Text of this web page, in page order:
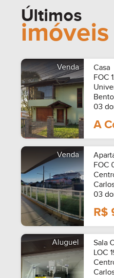
Últimos
imóveis
Venda
Casa
FOC
03
A
Venda
FOC
03
R$
Aluguel
Sala
LOC